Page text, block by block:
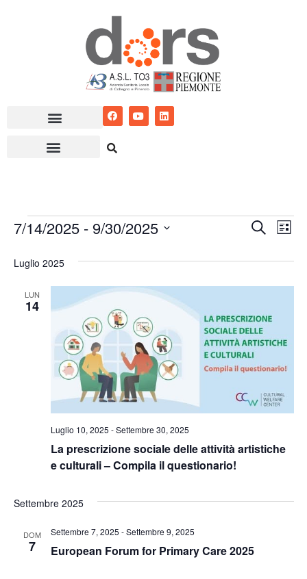
Eventi
Cerca
Lista
7/14/2025 - 9/30/2025
la
Luglio 2025
LUN
14
La prescrizione sociale delle attività artistiche
e culturali – Compila il questionario!
Luglio 10, 2025 -Settembre 30, 2025
Settembre 2025
DOM
7 European Forum for Primary Care 2025
Settembre 7, 2025 -Settembre 9, 2025